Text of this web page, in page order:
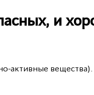
и
активные